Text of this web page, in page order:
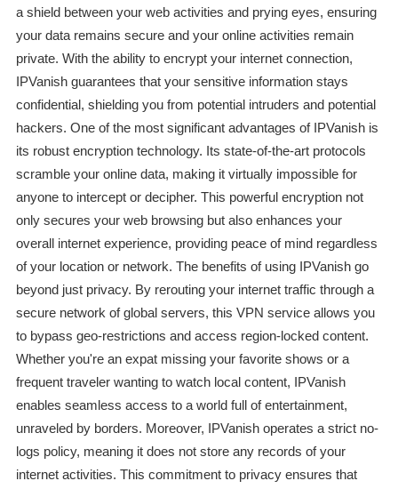
a shield between your web activities and prying eyes, ensuring
your data remains secure and your online activities remain
private. With the ability to encrypt your internet connection,
IPVanish guarantees that your sensitive information stays
confidential, shielding you from potential intruders and potential
hackers. One of the most significant advantages of IPVanish is
its robust encryption technology. Its state-of-the-art protocols
scramble your online data, making it virtually impossible for
anyone to intercept or decipher. This powerful encryption not
only secures your web browsing but also enhances your
overall internet experience, providing peace of mind regardless
of your location or network. The benefits of using IPVanish go
beyond just privacy. By rerouting your internet traffic through a
secure network of global servers, this VPN service allows you
to bypass geo-restrictions and access region-locked content.
Whether you're an expat missing your favorite shows or a
frequent traveler wanting to watch local content, IPVanish
enables seamless access to a world full of entertainment,
unraveled by borders. Moreover, IPVanish operates a strict no-
logs policy, meaning it does not store any records of your
internet activities. This commitment to privacy ensures that